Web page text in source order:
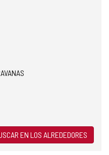
EN LOS ALREDEDORES